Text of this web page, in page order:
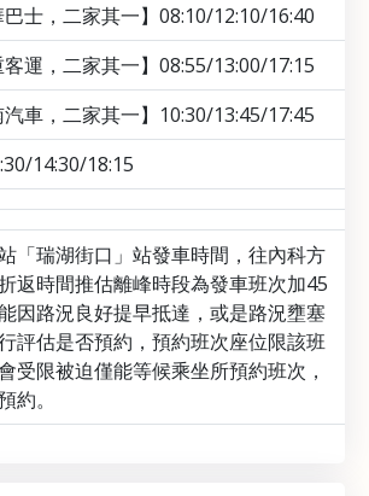
巴士，二家其一】08:10/12:10/16:40
客運，二家其一】08:55/13:00/17:15
汽車，二家其一】10:30/13:45/17:45
14:30/18:15
「瑞湖街口」站發車時間，往內科方
返時間推估離峰時段為發車班次加45
因路況良好提早抵達，或是路況壅塞
評估是否預約，預約班次座位限該班
受限被迫僅能等候乘坐所預約班次，
約。